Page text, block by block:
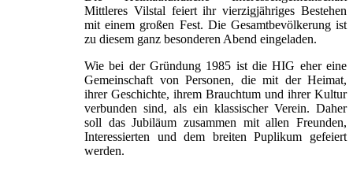
Mittleres Vilstal feiert ihr vierzigjähriges Bestehen
mit einem großen Fest. Die Gesamtbevölkerung ist
zu diesem ganz besonderen Abend eingeladen.
Wie bei der Gründung 1985 ist die HIG eher eine
Gemeinschaft von Personen, die mit der Heimat,
ihrer Geschichte, ihrem Brauchtum und ihrer Kultur
verbunden sind, als ein klassischer Verein. Daher
soll das Jubiläum zusammen mit allen Freunden,
Interessierten und dem breiten Puplikum gefeiert
werden.